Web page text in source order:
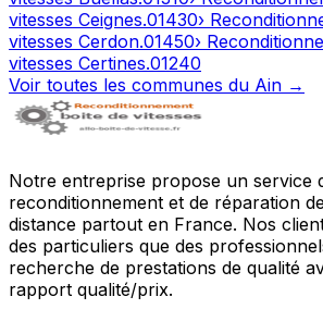
vitesses Ceignes.01430›
vitesses Cerdon.01450›
vitesses Certines.01240
Voir toutes les communes du Ain →
Notre entreprise propose un service
reconditionnement et de réparation
distance partout en France. Nos
des particuliers que des
recherche de prestations de qualité
rapport qualité/prix.